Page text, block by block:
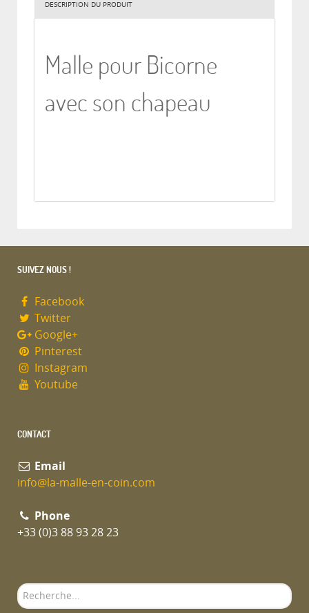
DESCRIPTION DU PRODUIT
Malle pour Bicorne
avec son chapeau
SUIVEZ NOUS !
Facebook
Twitter
Google+
Pinterest
Instagram
Youtube
CONTACT
Email
info@la-malle-en-coin.com
Phone
+33 (0)3 88 93 28 23
Rechercher